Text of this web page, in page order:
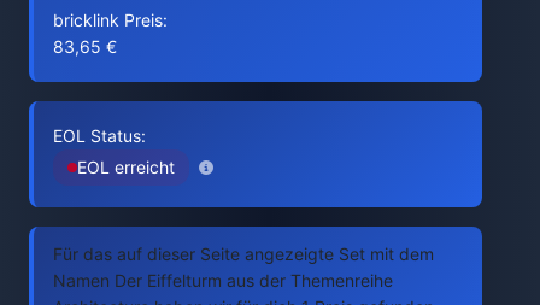
bricklink Preis:
83,65 €
EOL Status:
EOL erreicht
Für das auf dieser Seite angezeigte Set mit dem
Namen Der Eiffelturm aus der Themenreihe